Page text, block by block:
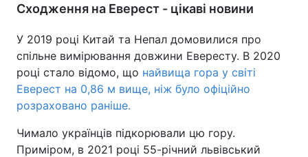
Сходження на Еверест - цікаві новини
У 2019 році Китай та Непал домовилися про
спільне вимірювання довжини Евересту. В 2020
році стало відомо, що найвища гора у світі
Еверест на 0,86 м вище, ніж було офіційно
розраховано раніше.
Чимало українців підкорювали цю гору.
Приміром, в 2021 році 55-річний львівський